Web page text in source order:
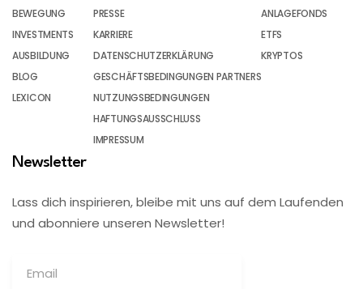
BEWEGUNG
INVESTMENTS
AUSBILDUNG
BLOG
LEXICON
PRESSE
KARRIERE
DATENSCHUTZERKLÄRUNG
GESCHÄFTSBEDINGUNGEN PARTNERS
NUTZUNGSBEDINGUNGEN
HAFTUNGSAUSSCHLUSS
IMPRESSUM
ANLAGEFONDS
ETFS
KRYPTOS
Newsletter
Lass dich inspirieren, bleibe mit uns auf dem Laufenden
und abonniere unseren Newsletter!